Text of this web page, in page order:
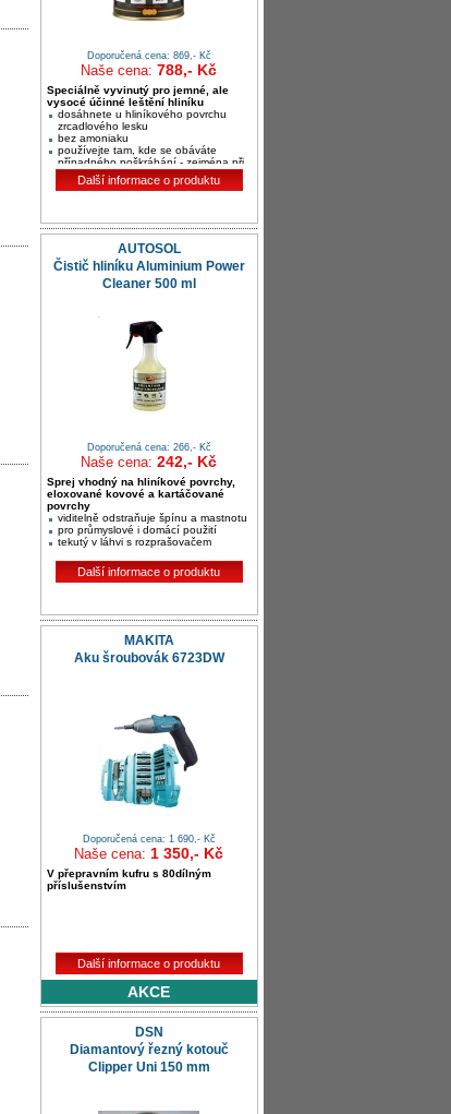
Doporučená cena: 869,- Kč
Naše cena: 788,- Kč
Speciálně vyvinutý pro jemné, ale
vysocé účinné leštění hliníku
dosáhnete u hliníkového povrchu
zrcadlového lesku
bez amoniaku
používejte tam, kde se obáváte
případného poškrábání - zejména při
strojním leštění při vysoké teplotě
Další informace o produktu
AUTOSOL
Čistič hliníku Aluminium Power
Cleaner 500 ml
Doporučená cena: 266,- Kč
Naše cena: 242,- Kč
Sprej vhodný na hliníkové povrchy,
eloxované kovové a kartáčované
povrchy
viditelně odstraňuje špínu a mastnotu
pro průmyslové i domácí použití
tekutý v láhvi s rozprašovačem
Další informace o produktu
MAKITA
Aku šroubovák 6723DW
Doporučená cena: 1 690,- Kč
Naše cena: 1 350,- Kč
V přepravním kufru s 80dílným
příslušenstvím
Další informace o produktu
AKCE
DSN
Diamantový řezný kotouč
Clipper Uni 150 mm